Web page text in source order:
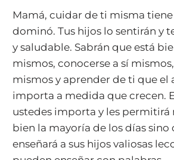
Mamá, cuidar de ti misma
dominó. Tus hijos lo sentirán y
y saludable. Sabrán que está
mismos, conocerse a sí
mismos y aprender de ti que el
importa a medida que crecen.
ustedes importa y les permitirá
bien la mayoría de los días sino
enseñará a sus hijos valiosas